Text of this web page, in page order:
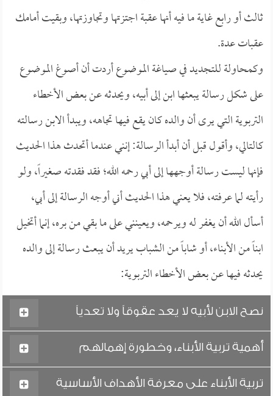
ثالث أو رابع غاية ما فيه أنها عقبة اجتزتها وتجاوزتها، وبقيت أمامك
عقبات عدة.
وكمحاولة للتجديد في صياغة الموضوع أردت أن أصوغ الموضوع
على شكل رسالة يبعثها ابن إلى أبيه، ويحدثه عن بعض الأخطاء
التربوية التي يرى أن والده كان يقع فيها تجاهه، ويبدأ الابن رسالته
كالتالي، وأقول قبل أن أبدأ الرسالة: إنني عندما أتحدث هذا الحديث
فإنها ليست رسالة أوجهها إلى أبي رحمه الله؛ فقد فقدته صغيراً، ولو
رأيته لما عرفته، فلا يعني هذا الحديث أني أوجه الرسالة إلى أبي،
أسأل الله أن يغفر له ويرحمه، ويعينني على ما بقي من بره، إنما أتخيل
ابناً من الأبناء، أو شاباً من الشباب يريد أن يبعث رسالة إلى والده
يحدثه فيها عن بعض الأخطاء التربوية:
نصح الابن لأبيه لا يعد عقوقاً ولا تعدياً
أهمية تربية الأبناء، وخطورة إهمالهم
تربية الأبناء على معرفة الأهداف الأساسية